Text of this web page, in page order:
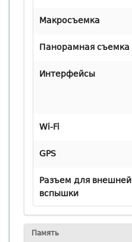
Макросъемка
Панорамная съемка
Интерфейсы
Wi-Fi
GPS
Разъем для внешней
вспышки
Память